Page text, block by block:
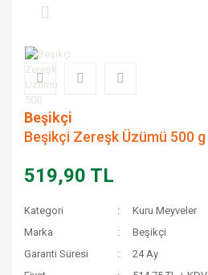
Beşikçi
Beşikçi Zereşk Üzümü 500 g
519,90 TL
Kategori
Kuru Meyveler
Marka
Beşikçi
Garanti Süresi
24 Ay